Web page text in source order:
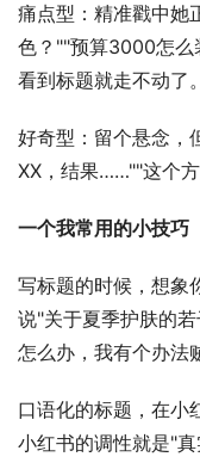
痛点型：精准戳中她
色？""预算3000怎
看到标题就走不动了。
好奇型：留个悬念，
XX，结果……""这个方
一个我常用的小技巧
写标题的时候，想象
说"关于夏季护肤的
怎么办，我有个办法
口语化的标题，在小
小红书的调性就是"